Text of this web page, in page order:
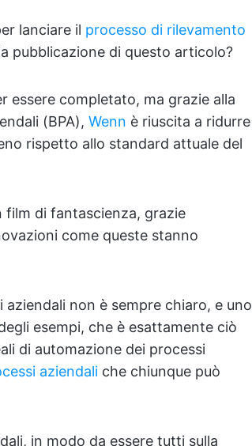
lanciare il processo di rilevamento
pubblicazione di questo articolo?
essere completato, ma grazie alla
(BPA), Wenn è riuscita a ridurre
rispetto allo standard attuale del
film di fantascienza, grazie
come queste stanno
non è sempre chiaro, e uno
esempi, che è esattamente ciò
di automazione dei processi
aziendali che chiunque può
in modo da essere tutti sulla